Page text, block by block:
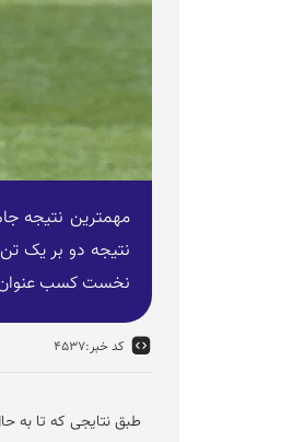
مهمترین نتیجه
نتیجه دو بر یک
نخست کسب عنوان
کد خبر:۴۵۳۷
طبق نتایجی که تا به